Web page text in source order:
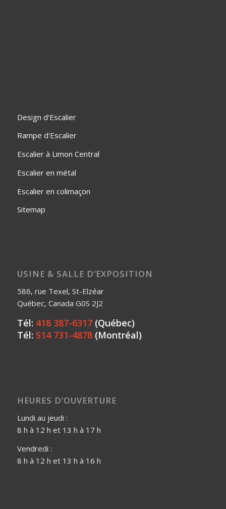
Design d'Escalier
Rampe d'Escalier
Escalier à Limon Central
Escalier en métal
Escalier en colimaçon
Sitemap
USINE & SALLE D’EXPOSITION
586, rue Texel, St-Elzéar
Québec, Canada G0S 2J2
Tél: 418 387-6317(Québec)
Tél: 514 731-4878(Montréal)
HEURES D’OUVERTURE
Lundi au jeudi :
8 h à 12 h et 13 h à 17 h
Vendredi :
8 h à 12 h et 13 h à 16 h